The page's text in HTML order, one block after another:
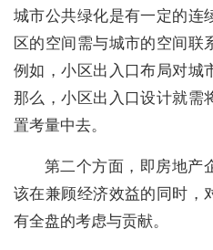
城市公共绿化是有一定的连
区的空间需与城市的空间联
例如，小区出入口布局对城
那么，小区出入口设计就需
置考量中去。
第二个方面，即房地产
该在兼顾经济效益的同时，
有全盘的考虑与贡献。